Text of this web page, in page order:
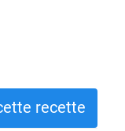
recette